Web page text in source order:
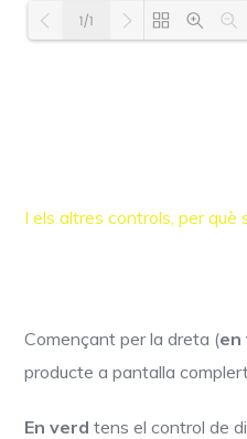
I els altres controls, per què
Començant per la dreta (en
producte a pantalla
En verd tens el control de